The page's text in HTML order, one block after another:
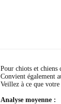
Pour chiots et chiens
Convient également
Veillez à ce que
Analyse moyenne :